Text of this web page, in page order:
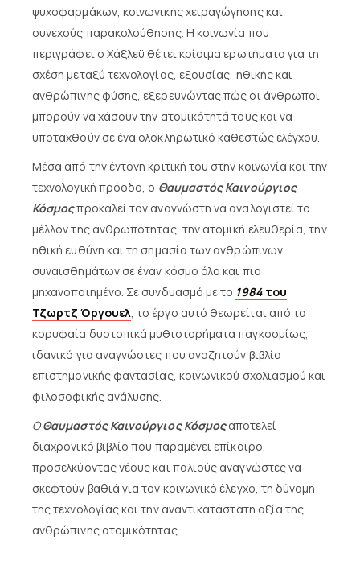
ψυχοφαρμάκων, κοινωνικής χειραγώγησης και
συνεχούς παρακολούθησης. Η κοινωνία που
περιγράφει ο Χάξλεϋ θέτει κρίσιμα ερωτήματα για τη
σχέση μεταξύ τεχνολογίας, εξουσίας, ηθικής και
ανθρώπινης φύσης, εξερευνώντας πώς οι άνθρωποι
μπορούν να χάσουν την ατομικότητά τους και να
υποταχθούν σε ένα ολοκληρωτικό καθεστώς ελέγχου.
Μέσα από την έντονη κριτική του στην κοινωνία και την
τεχνολογική πρόοδο, ο Θαυμαστός Καινούργιος
Κόσμοςπροκαλεί τον αναγνώστη να αναλογιστεί το
μέλλον της ανθρωπότητας, την ατομική ελευθερία, την
ηθική ευθύνη και τη σημασία των ανθρώπινων
συναισθημάτων σε έναν κόσμο όλο και πιο
μηχανοποιημένο. Σε συνδυασμό με το 1984του
Τζωρτζ Όργουελ, το έργο αυτό θεωρείται από τα
κορυφαία δυστοπικά μυθιστορήματα παγκοσμίως,
ιδανικό για αναγνώστες που αναζητούν βιβλία
επιστημονικής φαντασίας, κοινωνικού σχολιασμού και
φιλοσοφικής ανάλυσης.
ΟΘαυμαστός Καινούργιος Κόσμοςαποτελεί
διαχρονικό βιβλίο που παραμένει επίκαιρο,
προσελκύοντας νέους και παλιούς αναγνώστες να
σκεφτούν βαθιά για τον κοινωνικό έλεγχο, τη δύναμη
της τεχνολογίας και την αναντικατάστατη αξία της
ανθρώπινης ατομικότητας.